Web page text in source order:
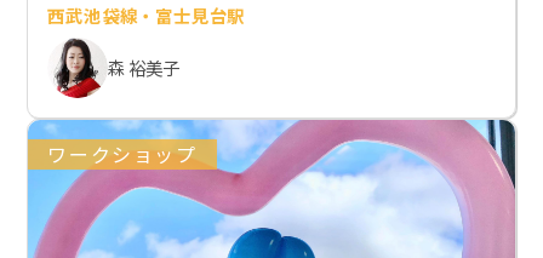
西武池袋線・富士見台駅
森 裕美子
ワークショップ